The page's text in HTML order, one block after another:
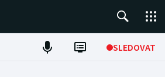
SLEDOVAT